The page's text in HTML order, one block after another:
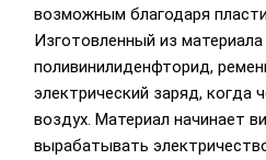
возможным благодаря
Изготовленный из
поливинилиденфторид,
электрический заряд, когда
воздух. Материал начинает
вырабатывать